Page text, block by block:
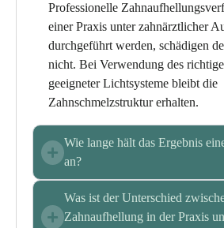
Professionelle
einer Praxis unter zahnärztlicher
durchgeführt werden, schädigen
nicht. Bei Verwendung des
geeigneter Lichtsysteme bleibt die
Zahnschmelzstruktur erhalten.
Wie lange hält das Ergebnis
an?
Was ist der Unterschied
Zahnaufhellung in der Praxis